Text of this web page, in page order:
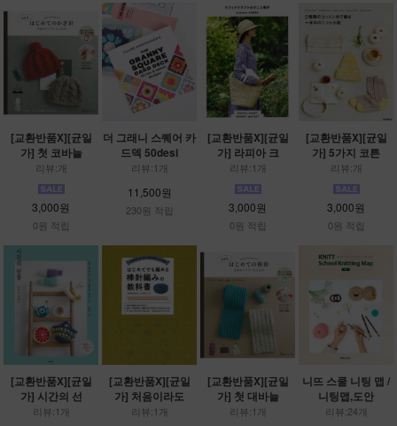
[교환반품X][균일
가] 첫 코바늘
리뷰:개
3,000원
0원 적립
더 그래니 스퀘어 카
드덱 50desi
리뷰:1개
11,500원
230원 적립
[교환반품X][균일
가] 라피아 크
리뷰:1개
3,000원
0원 적립
[교환반품X][균일
가] 5가지 코튼
리뷰:개
3,000원
0원 적립
[교환반품X][균일
가] 시간의 선
리뷰:1개
[교환반품X][균일
가] 처음이라도
리뷰:1개
[교환반품X][균일
가] 첫 대바늘
리뷰:1개
니뜨 스쿨 니팅 맵 /
니팅맵,도안
리뷰:24개